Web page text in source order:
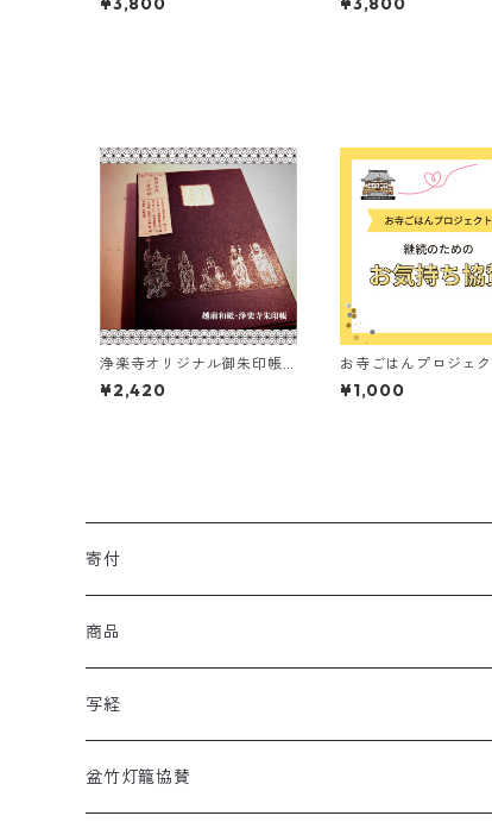
浄楽寺オリジナル御朱印帳
（越前和紙／青）
¥2,420
お寺ごはんプロジェ
賛箱（一口千円から何
も）
¥1,000
寄付
商品
写経
盆竹灯籠協賛